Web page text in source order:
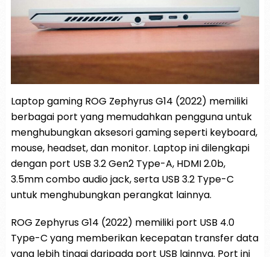
Laptop gaming ROG Zephyrus G14 (2022) memiliki
berbagai port yang memudahkan pengguna untuk
menghubungkan aksesori gaming seperti keyboard,
mouse, headset, dan monitor. Laptop ini dilengkapi
dengan port USB 3.2 Gen2 Type-A, HDMI 2.0b,
3.5mm combo audio jack, serta USB 3.2 Type-C
untuk menghubungkan perangkat lainnya.
ROG Zephyrus G14 (2022) memiliki port USB 4.0
Type-C yang memberikan kecepatan transfer data
yang lebih tinggi daripada port USB lainnya. Port ini